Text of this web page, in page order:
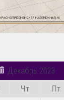
Декабрь 2023
Чт Пт